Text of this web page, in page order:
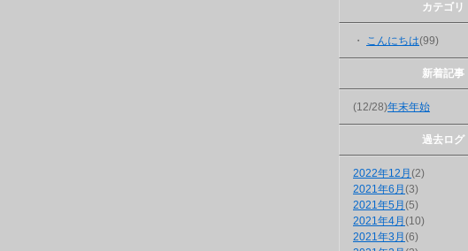
カテゴリ
・ こんにちは(99)
新着記事
(12/28)年末年始
過去ログ
2022年12月 (2)
2021年6月 (3)
2021年5月 (5)
2021年4月 (10)
2021年3月 (6)